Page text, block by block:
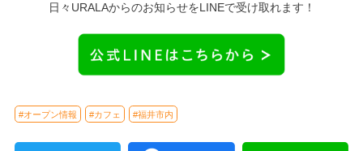
日々URALAからのお知らせをLINEで受け取れます！
#オープン情報 #カフェ #福井市内